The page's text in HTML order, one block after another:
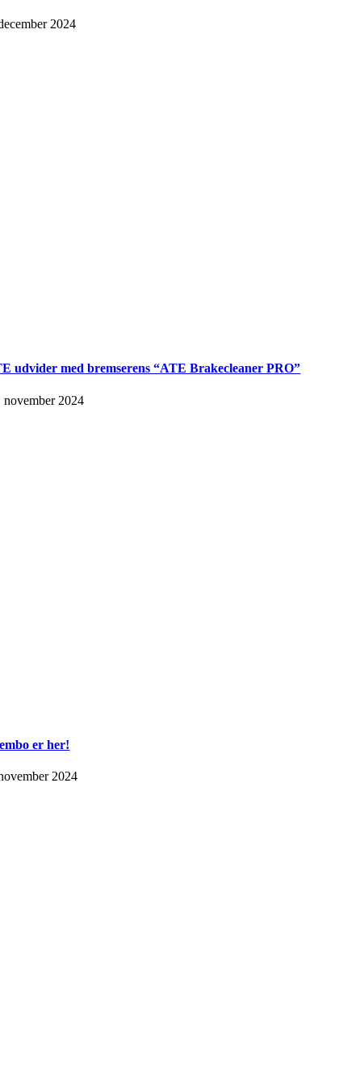
2024
udvider med bremserens “ATE Brakecleaner PRO”
november 2024
er her!
2024